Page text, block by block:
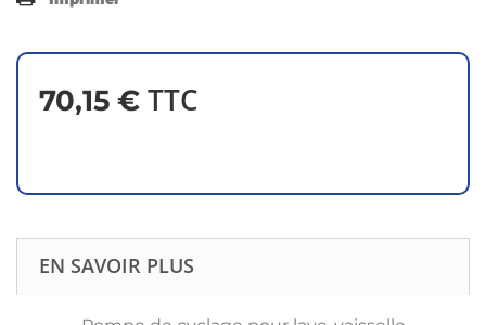
70,15 € TTC
EN SAVOIR PLUS